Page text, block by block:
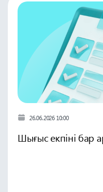
26.06.2026 10:00
Шығыс екпіні бар